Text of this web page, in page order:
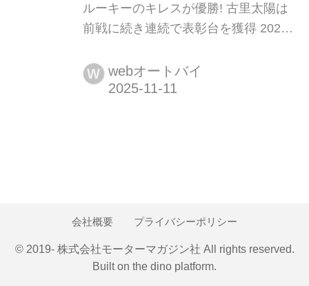
ルーキーのキレスが優勝! 古里太陽は
前戦に続き連続で表彰台を獲得 2025
ドロモ・インテルナシオナル・ド・ア
ルガルヴェにてMotoGP第21戦ポルト
W webオートバイ
会社概要 プライバシーポリシー
© 2019- 株式会社モーターマガジン社 All rights reserved.
Built on the dino platform.